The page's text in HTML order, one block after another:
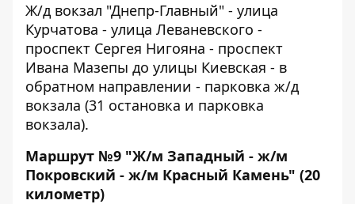
Ж/д вокзал "Днепр-Главный" - улица
Курчатова - улица Леваневского -
проспект Сергея Нигояна - проспект
Ивана Мазепы до улицы Киевская - в
обратном направлении - парковка ж/д
вокзала (31 остановка и парковка
вокзала).
Маршрут №9 "Ж/м Западный - ж/м
Покровский - ж/м Красный Камень" (20
километр)